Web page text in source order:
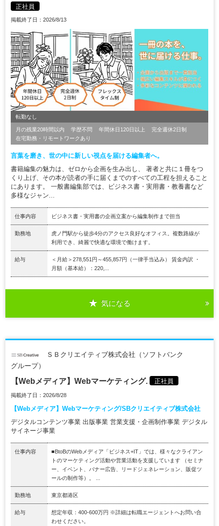
正社員
掲載終了日：2026/8/13
転勤なし
月の残業20時間以内 学歴不問 年間休日120日以上
完全週休2日制
在宅勤務・リモートワークあり
言葉を磨き、世の中に新しい視点を届ける編集者へ。
書籍編集の魅力は、ゼロから企画を生み出し、 著者と共に１冊をつ
くり上げ、その本が読者の手に届くまでのすべての工程を担えること
にあります。 一般書編集部では、ビジネス書・実用書・教養書など
多様なジャン...
仕事内容 ビジネス書・実用書の企画立案から編集制作まで担当
勤務地
虎ノ門駅から徒歩4分のアクセス良好なオフィス。複数路線が
利用でき、綺麗で快適な環境で働けます。
給与
＜月給＞278,551円～455,857円（一律手当込み） 賃金内訳 ・
月額（基本給）：220,...
気になる
ＳＢクリエイティブ株式会社（ソフトバンク
グループ）
【Webメディア】Webマーケティング. 正社員
掲載終了日：2026/8/28
【Webメディア】Webマーケティング/SBクリエイティブ株式会社
デジタルコンテンツ事業 出版事業 営業支援・企画制作事業 デジタル
サイネージ事業
仕事内容
■BtoBのWebメディア「ビジネス+IT」では、様々なクライアン
トのマーケティング活動や営業活動を支援しています （セミナ
ー、イベント、バナー広告、リードジェネレーション、販促ツ
ールの制作等）。 ...
勤務地 東京都港区
給与
想定年収：400-600万円 ※詳細は転職エージェントへお問い合
わせください。